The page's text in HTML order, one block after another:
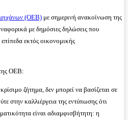
(ΟΕΒ) με σημερινή ανακοίνωση της
με δημόσιες δηλώσεις που
εκτός οικονομικής
ΟΕΒ:
ζήτημα, δεν μπορεί να βασίζεται σε
στην καλλιέργεια της εντύπωσης ότι
είναι αδιαμφισβήτητη: η